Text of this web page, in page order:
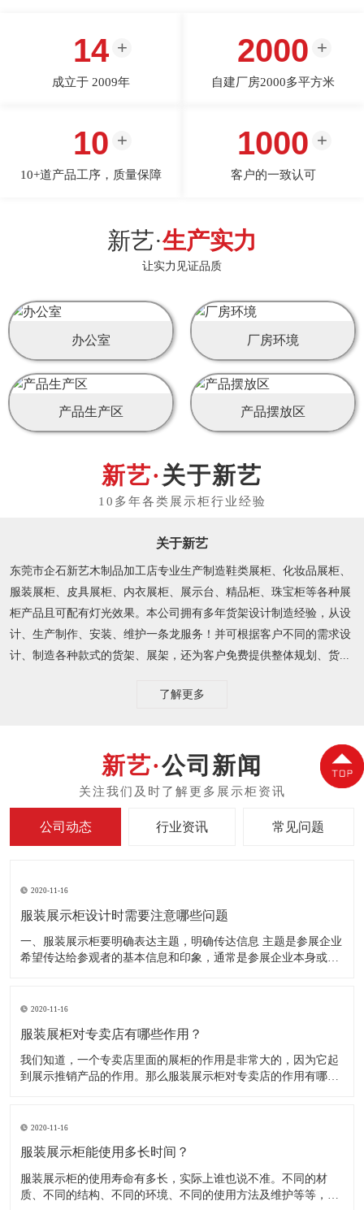
14
成立于 2009年
2000
自建厂房2000多平方米
10
10+道产品工序，质量保障
1000
客户的一致认可
新艺·生产实力
让实力见证品质
办公室 厂房环境
产品生产区 产品摆放区
关于新艺
关于新艺
东莞市企石新艺木制品加工店专业生产制造鞋类展柜、化妆品展柜、
服装展柜、皮具展柜、内衣展柜、展示台、精品柜、珠宝柜等各种展
柜产品且可配有灯光效果。本公司拥有多年货架设计制造经验，从设
计、生产制作、安装、维护一条龙服务！并可根据客户不同的需求设
计、制造各种款式的货架、展架，还为客户免费提供整体规划、货...
了解更多
公司新闻
公司动态 行业资讯 常见问题
2020-11-16
服装展示柜设计时需要注意哪些问题
一、服装展示柜要明确表达主题，明确传达信息 主题是参展企业
希望传达给参观者的基本信息和印象，通常是参展企业本身或产
2020-11-16
服装展柜对专卖店有哪些作用？
我们知道，一个专卖店里面的展柜的作用是非常大的，因为它起
到展示推销产品的作用。那么服装展示柜对专卖店的作用有哪些
陈列展示商品。把商品的风采展现在消费者面前，使消费者对商
2020-11-16
服装展示柜能使用多长时间？
服装展示柜的使用寿命有多长，实际上谁也说不准。不同的材
质、不同的结构、不同的环境、不同的使用方法及维护等等，都